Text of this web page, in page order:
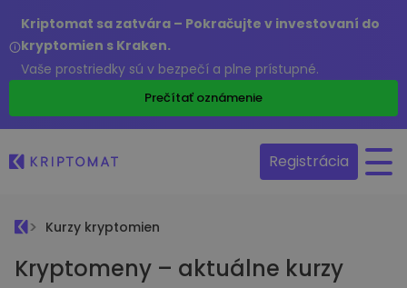
Kriptomat sa zatvára – Pokračujte v investovaní do
kryptomien s Kraken.
Vaše prostriedky sú v bezpečí a plne prístupné.
Prečítať oznámenie
Registrácia
Kurzy kryptomien
Kryptomeny – aktuálne kurzy